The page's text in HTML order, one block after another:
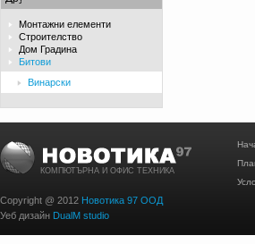
Монтажни елементи
Строителство
Дом Градина
Битови
Винарски
КОМПЮТЪРНА И ОФИС ТЕХНИКА
Copyright @ 2012 Новотика 97 ООД
Уеб дизайн DualM studio